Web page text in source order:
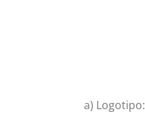
a) Logotipo: